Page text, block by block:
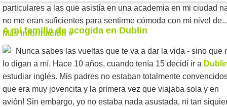
particulares a las que asistía en una academia en mi ciudad
no me eran suficientes para sentirme cómoda con mi nivel
Más información »
A mi familia de acogida en Dublin
Nunca sabes las vueltas que te va a dar la vida - sino que
lo digan a mí. Hace 10 años, cuando tenía 15 decidí ir a
estudiar inglés. Mis padres no estaban totalmente
que era muy jovencita y la primera vez que viajaba sola y en
avión! Sin embargo, yo no estaba nada asustada, ni tan